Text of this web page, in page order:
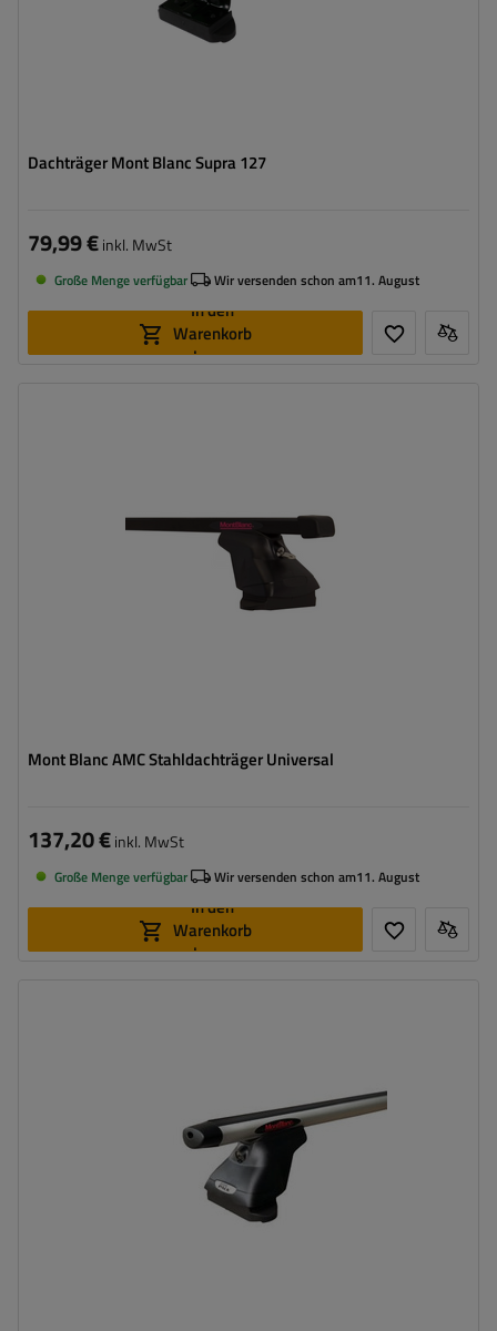
Dachträger Mont Blanc Supra 127
79,99 €inkl. MwSt
Große Menge verfügbar Wir versenden schon am11. August
In den
Warenkorb
legen
Mont Blanc AMC Stahldachträger Universal
137,20 €inkl. MwSt
Große Menge verfügbar Wir versenden schon am11. August
In den
Warenkorb
legen